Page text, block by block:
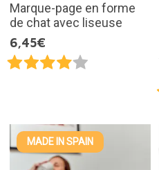
Marque-page en forme
de chat avec liseuse
6,45€
MADE IN SPAIN